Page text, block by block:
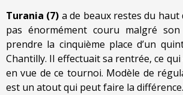
Turania (7) a de beaux restes du haut
pas énormément couru malgré
prendre la cinquième place d’un
Chantilly. Il effectuait sa rentrée, ce
en vue de ce tournoi. Modèle de
est un atout qui peut faire la différence.